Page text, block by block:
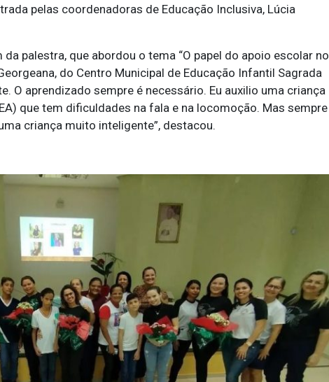
pelas coordenadoras de Educação Inclusiva, Lúcia
palestra, que abordou o tema “O papel do apoio escolar no
do Centro Municipal de Educação Infantil Sagrada
O aprendizado sempre é necessário. Eu auxilio uma criança
que tem dificuldades na fala e na locomoção. Mas sempre
criança muito inteligente”, destacou.